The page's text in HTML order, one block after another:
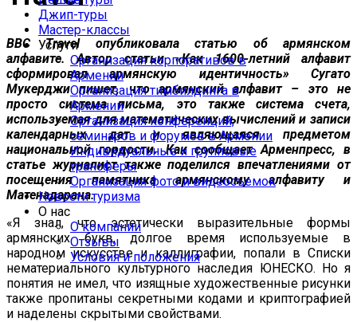
Джип-туры
Мастер-классы
Услуги
Организация корпоративов в
Армении
Организация тимбилдинга в
Армении
Организация конференций,
семинаров и форумов в Армении
Индивидуальные и групповые
трансферы
Организация фото и видеосъемок
Новости туризма
О нас
О компании
Отзывы
Условия и положения
BBC Travel опубликовала статью об армянском
алфавите. Автор статьи «Как 1600-летний алфавит
сформировал армянскую идентичность» Сугато
Мукерджи пишет, что армянский алфавит – это не
просто система письма, это также система счета,
используемая для математических вычислений и записи
календарных дат и являющаяся предметом
национальной гордости. Как сообщает Арменпресс, в
статье журналист также поделился впечатлениями от
посещения памятника армянскому алфавиту и
Матенадарана.
«Я знал, что эстетически выразительные формы
армянских букв, долгое время используемые в
народном искусстве и каллиграфии, попали в Списки
нематериального культурного наследия ЮНЕСКО. Но я
понятия не имел, что изящные художественные рисунки
также пропитаны секретными кодами и криптографией
и наделены скрытыми свойствами.